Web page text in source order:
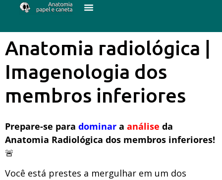
Anatomia radiológica |
Imagenologia dos
membros inferiores
Prepare-se para dominar a análise da
Anatomia Radiológica dos membros inferiores!
🚨
Você está prestes a mergulhar em um dos